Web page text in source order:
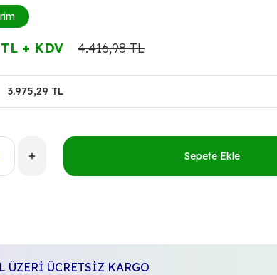
+ KDV 4.416,98 TL
3.975,29 TL
Sepete Ekle
ÜZERİ ÜCRETSİZ KARGO